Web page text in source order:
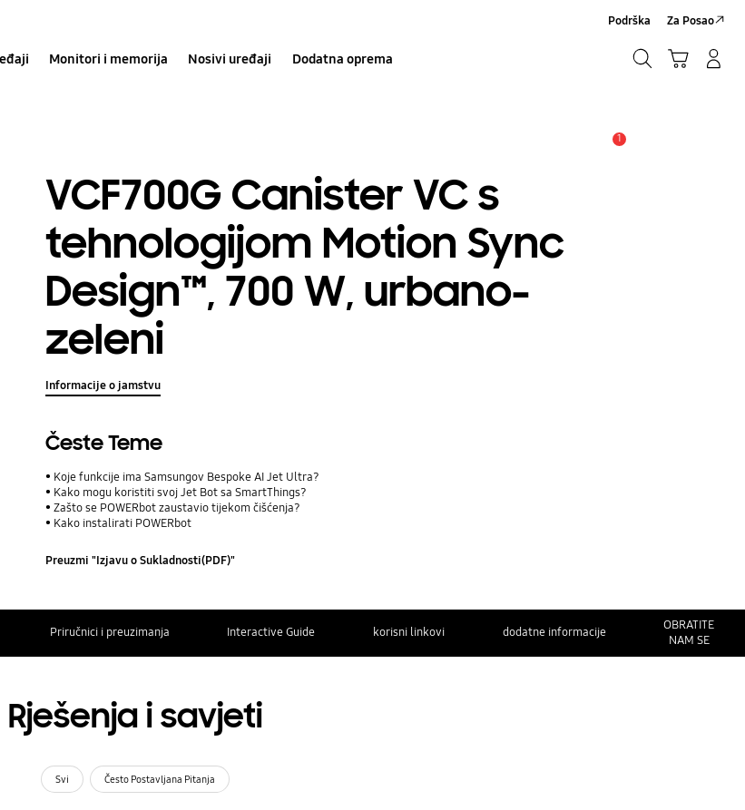
Monitori i memorija Nosivi uređaji Dodatna oprema
Podrška Za Posao
1
VCF700G Canister VC s
tehnologijom Motion Sync
Design™, 700 W, urbano-
zeleni
Informacije o jamstvu
Česte Teme
Koje funkcije ima Samsungov Bespoke AI Jet Ultra?
Kako mogu koristiti svoj Jet Bot sa SmartThings?
Zašto se POWERbot zaustavio tijekom čišćenja?
Kako instalirati POWERbot
Preuzmi "Izjavu o Sukladnosti(PDF)"
Priručnici i preuzimanja Interactive Guide korisni linkovi dodatne informacije
OBRATITE
NAM SE
Rješenja i savjeti
Svi Često Postavljana Pitanja